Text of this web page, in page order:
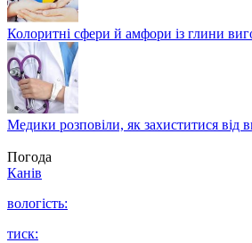
Колоритні сфери й амфори із глини
Медики розповіли, як захиститися від
Погода
Канів
вологість:
тиск: